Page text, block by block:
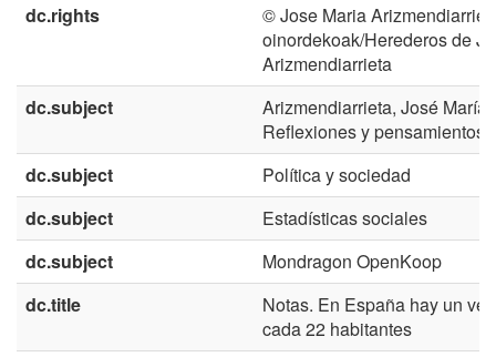
dc.rights
© Jose Maria
oinordekoak/Herederos de
Arizmendiarrieta
dc.subject
Arizmendiarrieta, José María -
Reflexiones y pensamientos
dc.subject
Política y sociedad
dc.subject
Estadísticas sociales
dc.subject
Mondragon OpenKoop
dc.title
Notas. En España hay un
cada 22 habitantes